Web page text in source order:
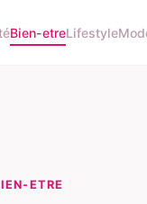
Bien-etreLifestyle
ETRE